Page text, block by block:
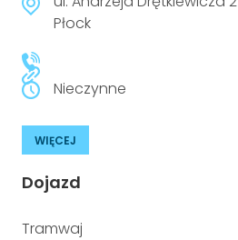
Płock
Nieczynne
WIĘCEJ
Dojazd
Tramwaj